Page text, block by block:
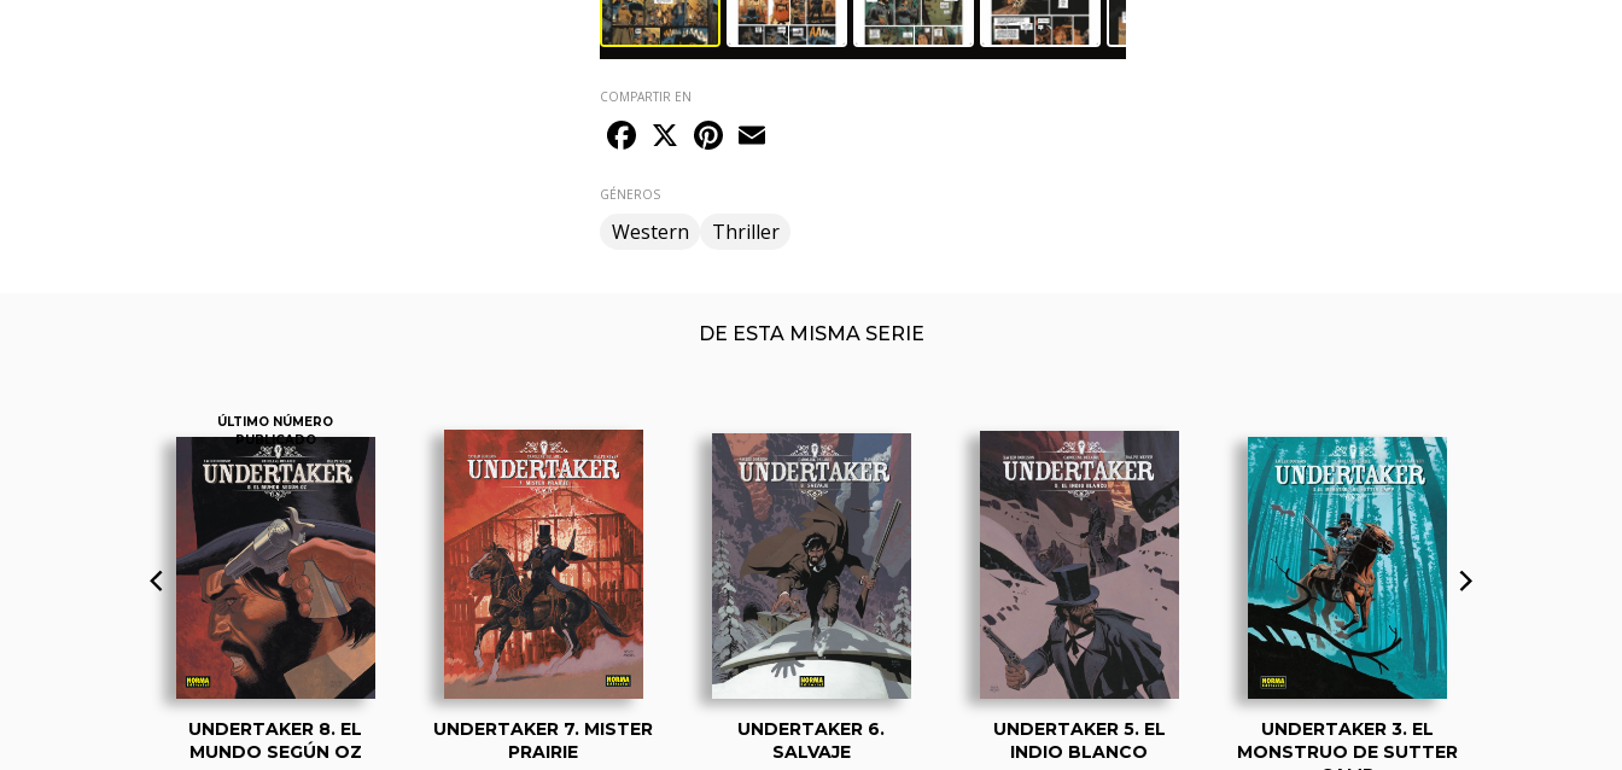
COMPARTIR EN
Facebook
X Pinterest
GÉNEROS
Western Thriller
DE ESTA MISMA SERIE
ÚLTIMO NÚMERO
PUBLICADO
UNDERTAKER 8. EL
MUNDO SEGÚN OZ
UNDERTAKER 7. MISTER
PRAIRIE
UNDERTAKER 6.
SALVAJE
UNDERTAKER 5. EL
INDIO BLANCO
UNDERTAKER 3. EL
MONSTRUO DE SUTTER